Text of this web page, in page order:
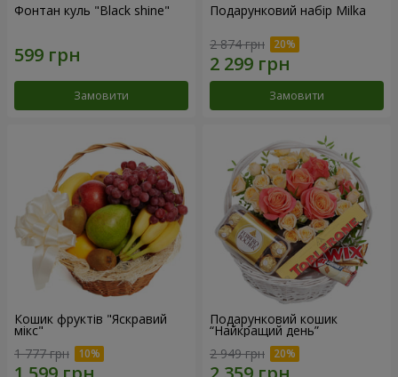
Фонтан куль "Black shine"
Замовити
Подарунковий набір Milka
2 874 грн
Замовити
Кошик фруктів "Яскравий
мікс"
1 777 грн
Подарунковий кошик
“Найкращий день”
2 949 грн